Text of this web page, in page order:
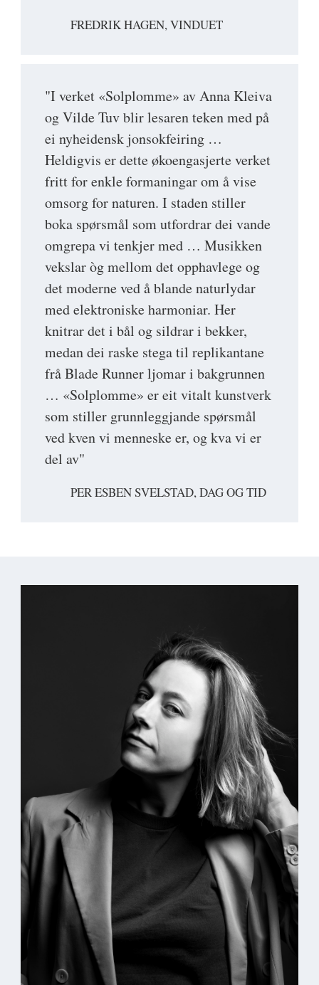
FREDRIK HAGEN, VINDUET
"I verket «Solplomme» av Anna Kleiva
og Vilde Tuv blir lesaren teken med på
ei nyheidensk jonsokfeiring …
Heldigvis er dette økoengasjerte verket
fritt for enkle formaningar om å vise
omsorg for naturen. I staden stiller
boka spørsmål som utfordrar dei vande
omgrepa vi tenkjer med … Musikken
vekslar òg mellom det opphavlege og
det moderne ved å blande naturlydar
med elektroniske harmoniar. Her
knitrar det i bål og sildrar i bekker,
medan dei raske stega til replikantane
frå Blade Runner ljomar i bakgrunnen
… «Solplomme» er eit vitalt kunstverk
som stiller grunnleggjande spørsmål
ved kven vi menneske er, og kva vi er
del av"
PER ESBEN SVELSTAD, DAG OG TID